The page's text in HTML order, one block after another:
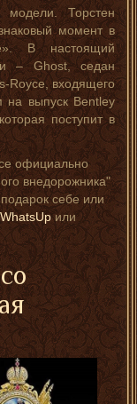
модели. Торстен
момент в
В настоящий
– Ghost, седан
Royce, входящего
на выпуск Bentley
поступит в
официально
внедорожника"
себе или
WhatsUpили